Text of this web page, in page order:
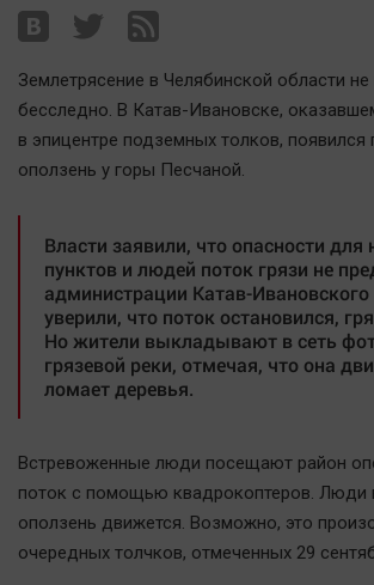
Архив
Наша победа
Общество
Политика
Экономика
Происшествия
Здоровье
Культура
Курилка
Спорт
Технологии
Отраслевые темы
Hедвижимость
Образование
Землетрясение в Челябинской области
бесследно. В Катав-Ивановске,
в эпицентре подземных толков, появился
оползень у горы Песчаной.
Власти заявили, что опасности для
пунктов и людей поток грязи не
администрации Катав-Ивановского
уверили, что поток остановился,
Но жители выкладывают в сеть
грязевой реки, отмечая, что она
ломает деревья.
Встревоженные люди посещают район
поток с помощью квадрокоптеров. Люди
оползень движется. Возможно, это
очередных толчков, отмеченных 29